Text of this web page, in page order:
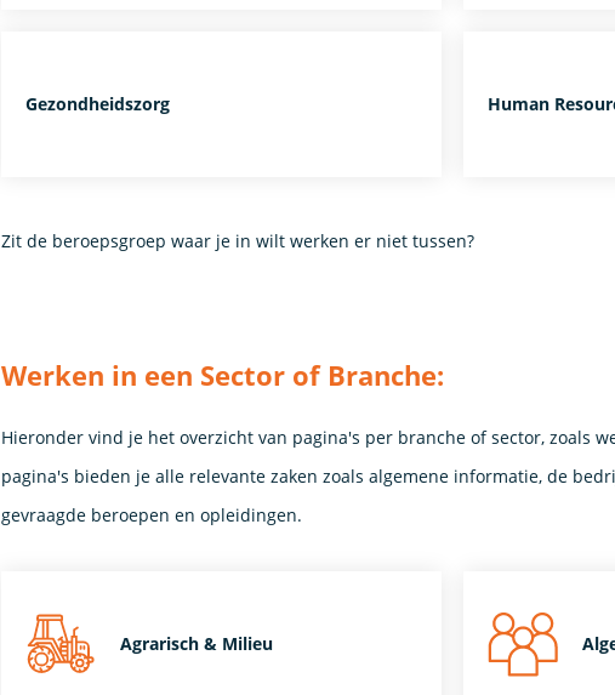
Gezondheidszorg Human
Zit de beroepsgroep waar je in wilt werken er niet tussen?
Werken in een Sector of Branche:
Hieronder vind je het overzicht van pagina's per branche of sector, zoals
pagina's bieden je alle relevante zaken zoals algemene informatie, de
gevraagde beroepen en opleidingen.
Agrarisch & Milieu